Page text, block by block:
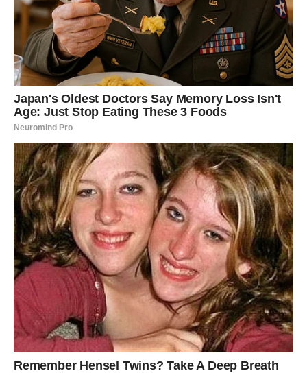
životnog pravca.
Zanimljivo je da ove odluke neće dolaziti isključivo iz
razuma, već će biti vođene nečim dubljim – intuicijom
koja postaje izuzetno jaka.
Moguće je da ćete se odlučiti na potez koji ranije ne biste
ni razmatrali. I upravo taj potez može biti ključan za vašu
budućnost.
NEŠTO DIVNO NA KRAJU –